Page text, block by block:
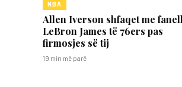
NBA
Allen Iverson shfaqet me
LeBron James të 76ers pas
firmosjes së tij
19 min më parë